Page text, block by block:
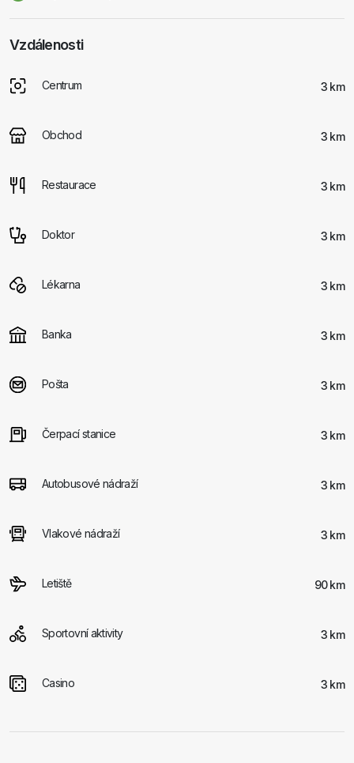
Vzdálenosti
Centrum 3 km
Obchod 3 km
Restaurace 3 km
Doktor 3 km
Lékarna 3 km
Banka 3 km
Pošta 3 km
Čerpací stanice 3 km
Autobusové nádraží 3 km
Vlakové nádraží 3 km
Letiště 90 km
Sportovní aktivity 3 km
Casino 3 km